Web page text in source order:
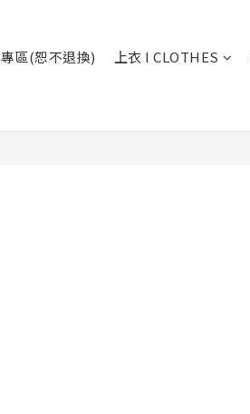
區(恕不退換) 上衣 I CLOTHES